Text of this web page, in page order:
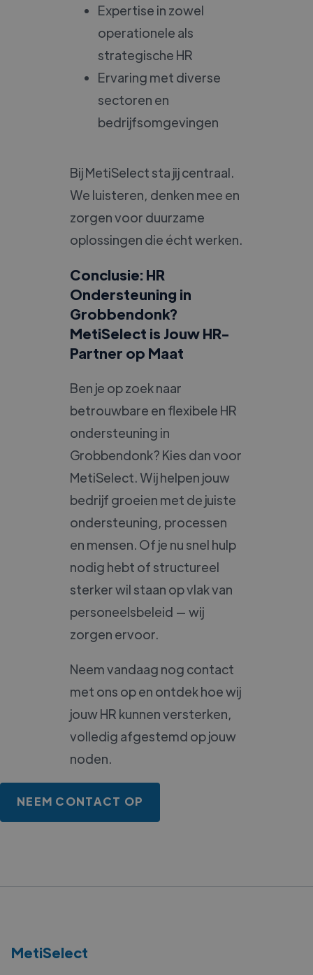
Expertise in zowel
operationele als
strategische HR
Ervaring met diverse
sectoren en
bedrijfsomgevingen
Bij MetiSelect sta jij centraal.
We luisteren, denken mee en
zorgen voor duurzame
oplossingen die écht werken.
Conclusie: HR
Ondersteuning in
Grobbendonk?
MetiSelect is Jouw HR-
Partner op Maat
Ben je op zoek naar
betrouwbare en flexibele HR
ondersteuning in
Grobbendonk? Kies dan voor
MetiSelect. Wij helpen jouw
bedrijf groeien met de juiste
ondersteuning, processen
en mensen. Of je nu snel hulp
nodig hebt of structureel
sterker wil staan op vlak van
personeelsbeleid — wij
zorgen ervoor.
Neem vandaag nog contact
met ons op en ontdek hoe wij
jouw HR kunnen versterken,
volledig afgestemd op jouw
noden.
NEEM CONTACT OP
MetiSelect